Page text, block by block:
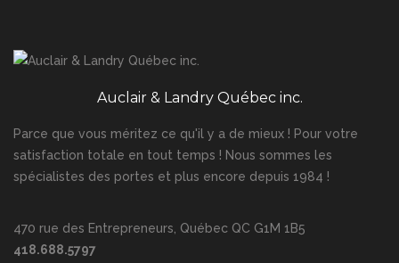
Auclair & Landry Québec inc.
Parce que vous méritez ce qu'il y a de mieux ! Pour votre
satisfaction totale en tout temps ! Nous sommes les
spécialistes des portes et plus encore depuis 1984 !
470 rue des Entrepreneurs, Québec QC G1M 1B5
418.688.5797